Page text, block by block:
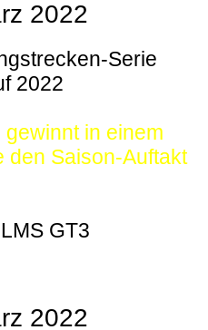
2022
Serie
2022
in einem
den Saison-Auftakt
GT3
2022